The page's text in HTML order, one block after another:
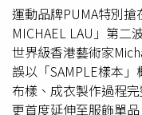
運動品牌PUMA特別
MICHAEL LAU」第二
世界級香港藝術家
誤以「SAMPLE樣本
布樣、成衣製作過程
更首度延伸至服飾單